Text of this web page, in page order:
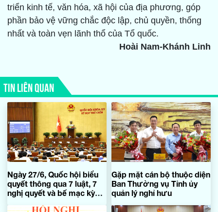
triển kinh tế, văn hóa, xã hội của địa phương, góp
phần bảo vệ vững chắc độc lập, chủ quyền, thống
nhất và toàn vẹn lãnh thổ của Tổ quốc.
Hoài Nam-Khánh Linh
TIN LIÊN QUAN
Ngày 27/6, Quốc hội biểu
quyết thông qua 7 luật, 7
nghị quyết và bế mạc kỳ
Gặp mặt cán bộ thuộc diện
Ban Thường vụ Tỉnh ủy
quản lý nghỉ hưu